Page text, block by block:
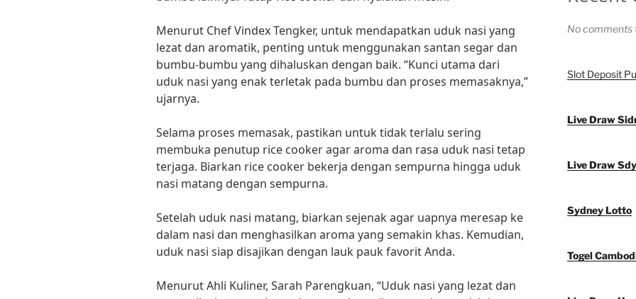
Menurut Chef Vindex Tengker, untuk mendapatkan uduk nasi yang
lezat dan aromatik, penting untuk menggunakan santan segar dan
bumbu-bumbu yang dihaluskan dengan baik. “Kunci utama dari
uduk nasi yang enak terletak pada bumbu dan proses memasaknya,”
ujarnya.
Selama proses memasak, pastikan untuk tidak terlalu sering
membuka penutup rice cooker agar aroma dan rasa uduk nasi tetap
terjaga. Biarkan rice cooker bekerja dengan sempurna hingga uduk
nasi matang dengan sempurna.
Setelah uduk nasi matang, biarkan sejenak agar uapnya meresap ke
dalam nasi dan menghasilkan aroma yang semakin khas. Kemudian,
uduk nasi siap disajikan dengan lauk pauk favorit Anda.
Menurut Ahli Kuliner, Sarah Parengkuan, “Uduk nasi yang lezat dan
No comments
Slot Deposit
Live Draw
Live Draw Sdy
Sydney Lotto
Togel